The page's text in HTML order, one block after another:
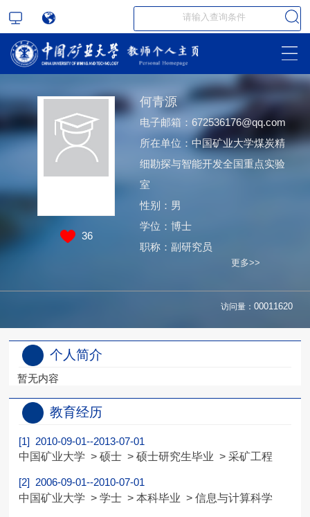
36
何青源
电子邮箱： 672536176@qq.com
所在单位：中国矿业大学煤炭精
细勘探与智能开发全国重点实验
室
性别：男
学位：博士
职称：副研究员
更多>>
访问量： 00011620
个人简介
暂无内容
教育经历
[1] 2010-09-01--2013-07-01
中国矿业大学 > 硕士 > 硕士研究生毕业 > 采矿工程
[2] 2006-09-01--2010-07-01
中国矿业大学 > 学士 > 本科毕业 > 信息与计算科学